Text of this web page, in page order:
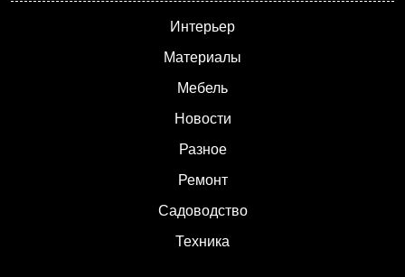
Интерьер
Материалы
Мебель
Новости
Разное
Ремонт
Садоводство
Техника